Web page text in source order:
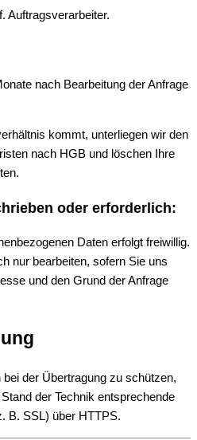
Auftragsverarbeiter.
nach Bearbeitung der Anfrage
kommt, unterliegen wir den
nach HGB und löschen Ihre
oder erforderlich:
Daten erfolgt freiwillig.
nur bearbeiten, sofern Sie uns
und den Grund der Anfrage
der Übertragung zu schützen,
der Technik entsprechende
B. SSL) über HTTPS.